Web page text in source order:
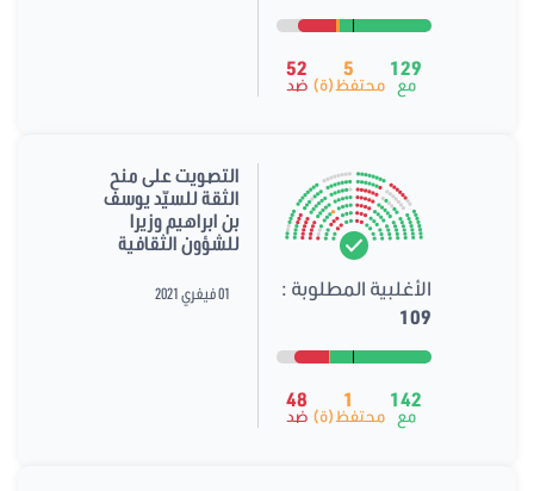
129
مع
5
محتفظ(ة)
52
ضد
الأغلبية المطلوبة :
109
142
مع
1
محتفظ(ة)
48
ضد
التصويت على منح
الثقة للسيّد يوسف
بن ابراهيم وزيرا
للشؤون الثقافية
01 فيفري 2021